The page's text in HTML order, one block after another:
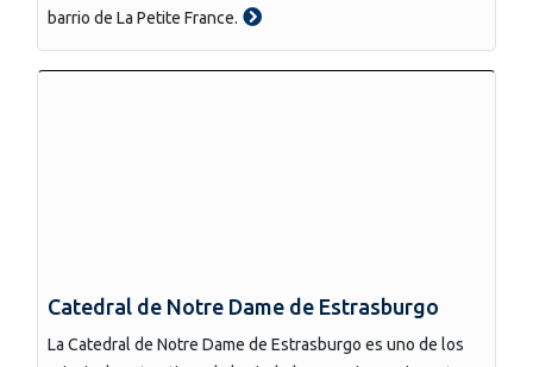
barrio de La Petite France.
Catedral de Notre Dame de Estrasburgo
La Catedral de Notre Dame de Estrasburgo es uno de los